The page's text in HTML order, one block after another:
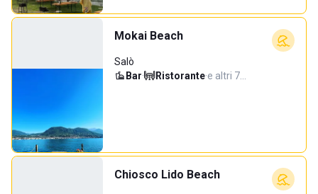
Mokai Beach
Salò
Bar· Ristorante·e altri 7…
Chiosco Lido Beach